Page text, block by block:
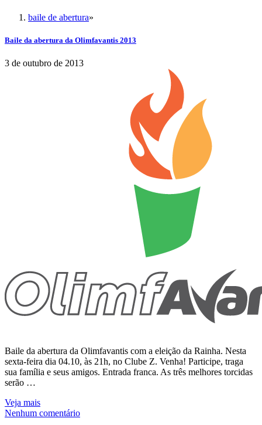
baile de abertura»
Baile da abertura da Olimfavantis 2013
3 de outubro de 2013
Baile da abertura da Olimfavantis com a eleição da Rainha. Nesta
sexta-feira dia 04.10, às 21h, no Clube Z. Venha! Participe, traga
sua família e seus amigos. Entrada franca. As três melhores torcidas
serão …
Veja mais
Nenhum comentário